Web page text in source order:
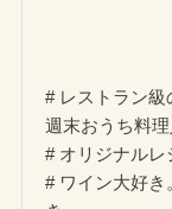
# レストラン級
週末おうち料
# オリジナルレ
# ワイン大好